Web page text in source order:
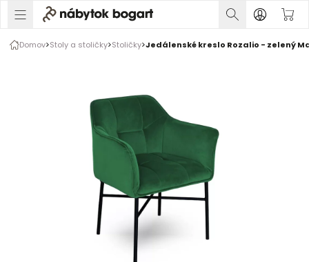
Domov Stoly a stoličky Stoličky Jedálenské kreslo Rozalio - zelený